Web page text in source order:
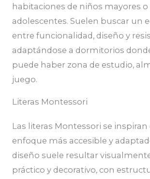
habitaciones de niños mayores o
adolescentes. Suelen buscar un
entre funcionalidad, diseño y
adaptándose a dormitorios
puede haber zona de estudio,
juego.
Literas Montessori
Las literas Montessori se inspiran
enfoque más accesible y
diseño suele resultar
práctico y decorativo, con